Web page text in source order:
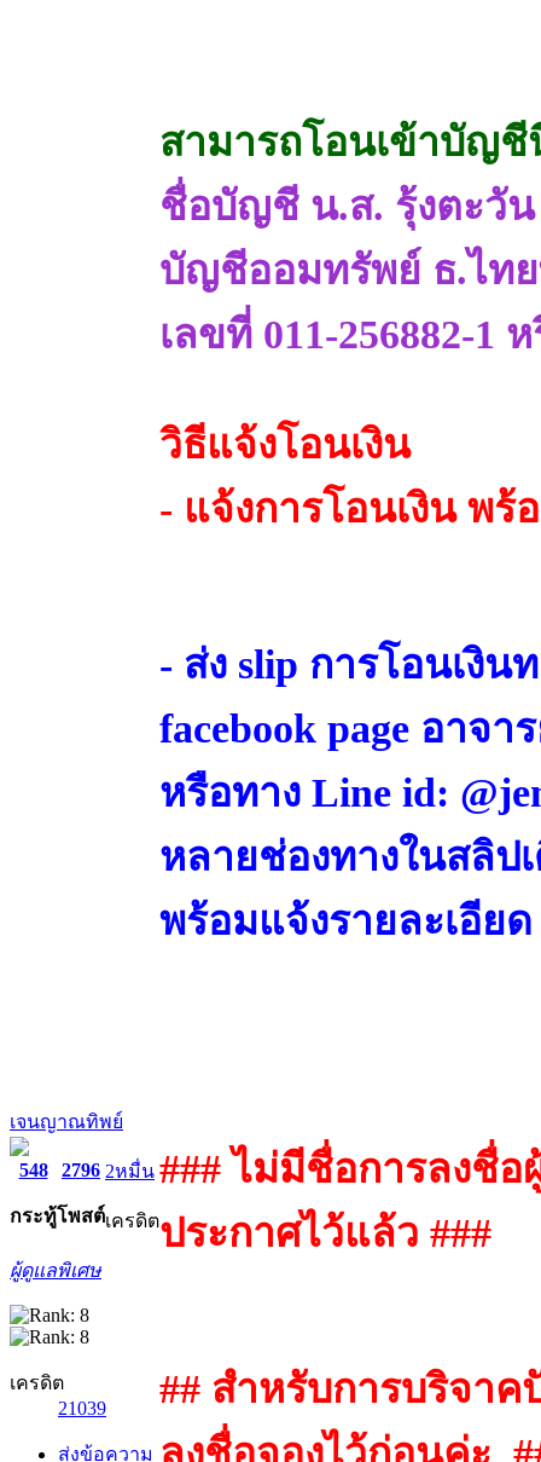
เจนญาณทิพย์
548
กระทู้
2796
โพสต์
2หมื่น
เครดิต
ผู้ดูแลพิเศษ
เครดิต
21039
ส่งข้อความ
สามารถโอนเข้าบัญชี
ชื่อบัญชี น.ส. รุ้งตะวัน
บัญชีออมทรัพย์ ธ.ไท
เลขที่ 011-256882-1
วิธีแจ้งโอนเงิน
- แจ้งการโอนเงิน พร้
- ส่ง slip การโอนเงิน
facebook page อาจา
หรือทาง Line id:
หลายช่องทางในสลิป
พร้อมแจ้งรายละเอี
### ไม่มีชื่อการลงชื่
ประกาศไว้แล้ว ###
## สำหรับการบริจา
ลงชื่อจองไว้ก่อนค่ะ